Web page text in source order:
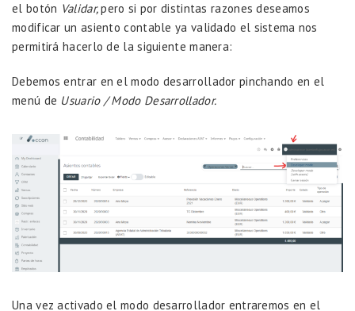
el botón Validar,pero si por distintas razones deseamos
modificar un asiento contable ya validado el sistema nos
permitirá hacerlo de la siguiente manera:
Debemos entrar en el modo desarrollador pinchando en el
menú de Usuario / Modo Desarrollador.
Una vez activado el modo desarrollador entraremos en el